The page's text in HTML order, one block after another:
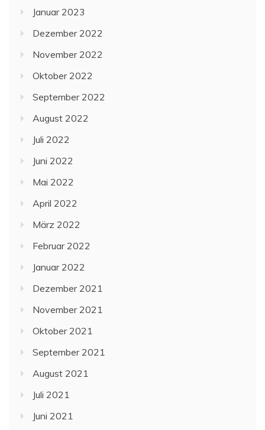
Januar 2023
Dezember 2022
November 2022
Oktober 2022
September 2022
August 2022
Juli 2022
Juni 2022
Mai 2022
April 2022
März 2022
Februar 2022
Januar 2022
Dezember 2021
November 2021
Oktober 2021
September 2021
August 2021
Juli 2021
Juni 2021